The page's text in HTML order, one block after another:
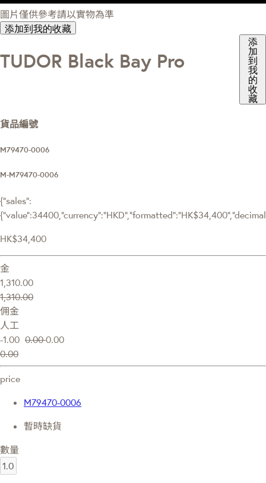
圖片僅供參考請以實物為準
添加到我的收藏
TUDOR Black Bay Pro
添
加
到
我
的
收
藏
貨品編號
M79470-0006
M-M79470-0006
{"sales":
HK$34,400
金
1,310.00
1,310.00
佣金
人工
-1.00 0.000.00
0.00
price
M79470-0006
暫時缺貨
數量